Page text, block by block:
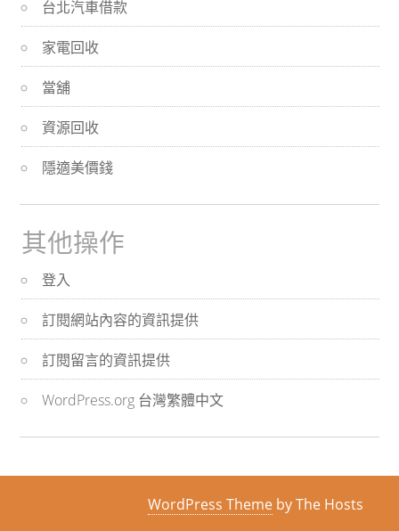
台北汽車借款
家電回收
當舖
資源回收
隱適美價錢
其他操作
登入
訂閱網站內容的資訊提供
訂閱留言的資訊提供
WordPress.org 台灣繁體中文
WordPress Theme by The Hosts